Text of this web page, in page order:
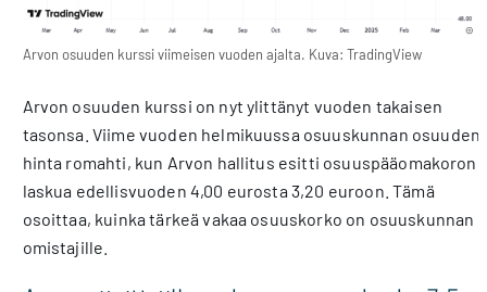
Arvon osuuden kurssi viimeisen vuoden ajalta. Kuva: TradingView
Arvon osuuden kurssi on nyt ylittänyt vuoden takaisen
tasonsa. Viime vuoden helmikuussa osuuskunnan osuuden
hinta romahti, kun Arvon hallitus esitti osuuspääomakoron
laskua edellisvuoden 4,00 eurosta 3,20 euroon. Tämä
osoittaa, kuinka tärkeä vakaa osuuskorko on osuuskunnan
omistajille.